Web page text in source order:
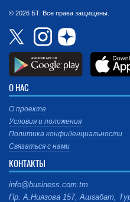
© 2026 БТ. Все права защищены.
О НАС
О проекте
Условия и положения
Политика конфиденциальности
Связаться с нами
КОНТАКТЫ
info@business.com.tm
Пр. А.Ниязова 157, Ашгабат,